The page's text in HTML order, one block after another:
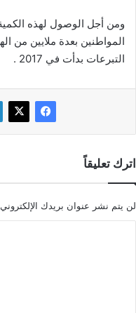
ومن أجل الوصول لهذه
المواطنين بعدة ملايين من
التبرعات بدأت في 2017 .
اترك تعليقاً
لن يتم نشر عنوان بريدك